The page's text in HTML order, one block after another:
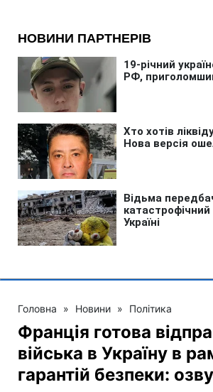
Головна » Новини » Політика
Франція готова
війська в Україну в
гарантій безпеки: